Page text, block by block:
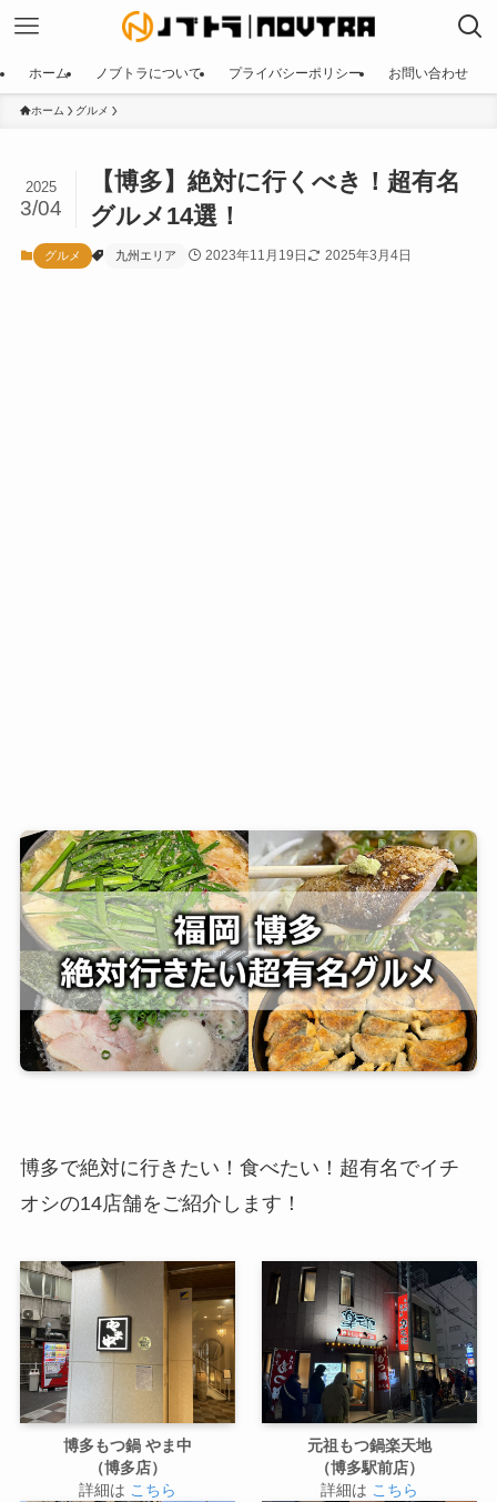
ホーム ノブトラについて プライバシーポリシー お問い合わせ
ホーム グルメ
【博多】絶対に行くべき！超有名
グルメ14選！
2025
3/04
グルメ 九州エリア 2023年11月19日 2025年3月4日
博多で絶対に行きたい！食べたい！超有名でイチ
オシの14店舗をご紹介します！
博多もつ鍋 やま中
（博多店）
詳細は こちら
元祖もつ鍋楽天地
（博多駅前店）
詳細は こちら